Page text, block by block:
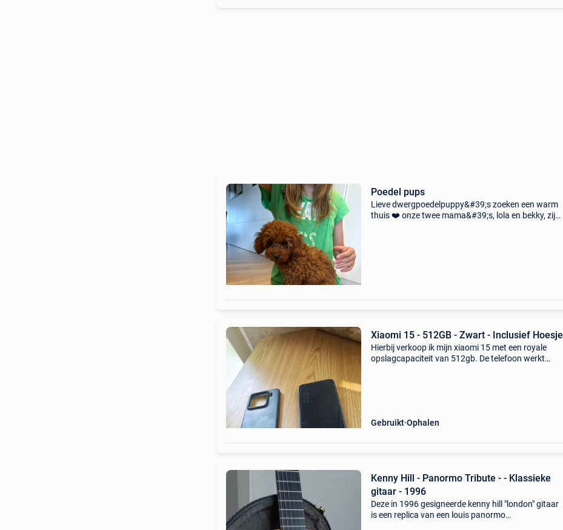
Poedel pups
Lieve dwergpoedelpuppy&#39;s zoeken een warm
thuis ❤️ onze twee mama&#39;s, lola en bekky, zijn
Xiaomi 15 - 512GB - Zwart - Inclusief Hoesje
Hierbij verkoop ik mijn xiaomi 15 met een royale
opslagcapaciteit van 512gb. De telefoon werkt
Gebruikt Ophalen
Kenny Hill - Panormo Tribute - - Klassieke
gitaar - 1996
Deze in 1996 gesigneerde kenny hill "london" gitaar
is een replica van een louis panormo